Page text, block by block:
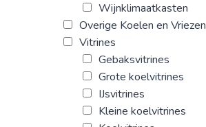
Wijnklimaatkasten
Overige Koelen en Vriezen
Vitrines
Gebaksvitrines
Grote koelvitrines
IJsvitrines
Kleine koelvitrines